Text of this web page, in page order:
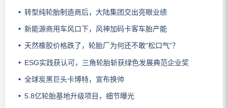
转型纯轮胎制造商后，大陆集团交出亮眼业绩
新能源商用车风口下，风神加码卡客车胎产能
天然橡胶价格跌了，轮胎厂为何还不敢“松口气”？
ESG实践获认可，三角轮胎斩获绿色发展典范企业奖
全球炭黑巨头卡博特，宣布换帅
5.8亿轮胎基地升级项目，细节曝光